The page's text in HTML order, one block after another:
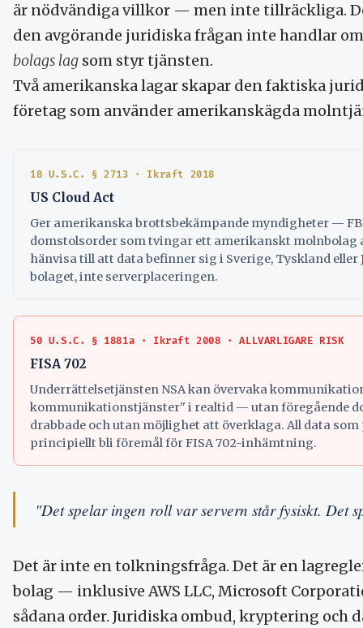
är nödvändiga villkor — men inte tillräckliga.
den avgörande juridiska frågan inte handlar
bolags lag som styr tjänsten.
Två amerikanska lagar skapar den faktiska
företag som använder amerikanskägda
18 U.S.C. § 2713 · Ikraft 2018
US Cloud Act
Ger amerikanska brottsbekämpande myndigheter —
domstolsorder som tvingar ett amerikanskt molnbolag
hänvisa till att data befinner sig i Sverige, Tyskland eller
bolaget, inte serverplaceringen.
50 U.S.C. § 1881a · Ikraft 2008 · ALLVARLIGARE RISK
FISA 702
Underrättelsetjänsten NSA kan övervaka
kommunikationstjänster" i realtid — utan föregående
drabbade och utan möjlighet att överklaga. All data som
principiellt bli föremål för FISA 702-inhämtning.
"Det spelar ingen roll var servern står fysiskt. Det
Det är inte en tolkningsfråga. Det är en
bolag — inklusive AWS LLC, Microsoft
sådana order. Juridiska ombud, kryptering och